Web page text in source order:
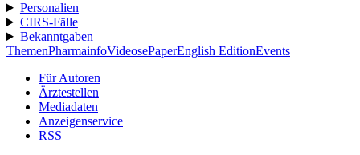
Personalien
CIRS-Fälle
Bekanntgaben
ThemenPharmainfoVideosePaperEnglish EditionEvents
Für Autoren
Ärztestellen
Mediadaten
Anzeigenservice
RSS